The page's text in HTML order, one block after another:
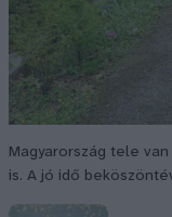
Magyarország tele
is. A jó idő